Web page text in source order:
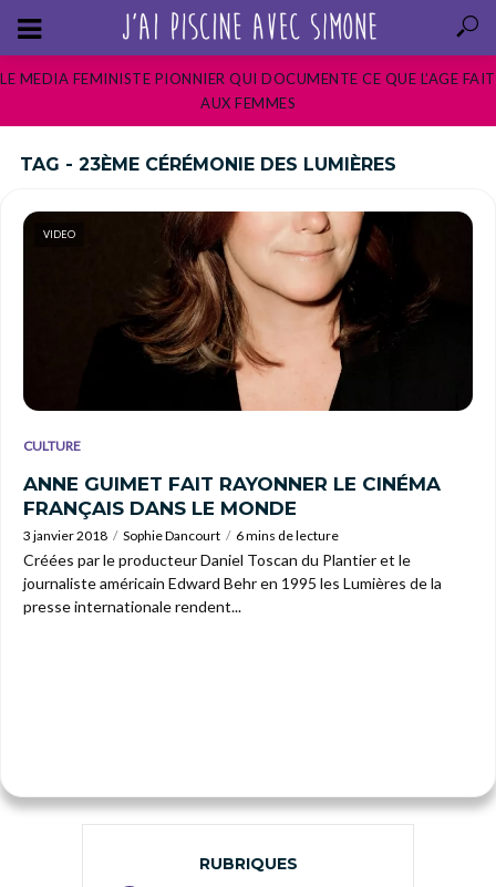
LE MEDIA FEMINISTE PIONNIER QUI DOCUMENTE CE QUE L’AGE FAIT
AUX FEMMES
TAG - 23ÈME CÉRÉMONIE DES LUMIÈRES
VIDEO
CULTURE
ANNE GUIMET FAIT RAYONNER LE CINÉMA
FRANÇAIS DANS LE MONDE
3 janvier 2018 Sophie Dancourt 6 mins de lecture
Créées par le producteur Daniel Toscan du Plantier et le
journaliste américain Edward Behr en 1995 les Lumières de la
presse internationale rendent...
RUBRIQUES